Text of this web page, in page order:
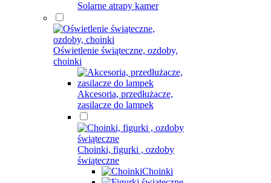
Solarne atrapy kamer
Oświetlenie świąteczne, ozdoby,
choinki
Akcesoria, przedłużacze,
zasilacze do lampek
Choinki, figurki , ozdoby
świąteczne
Choinki